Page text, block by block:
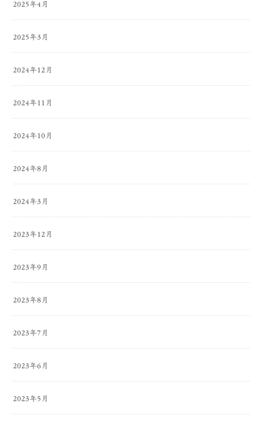
2025年4月
2025年3月
2024年12月
2024年11月
2024年10月
2024年8月
2024年3月
2023年12月
2023年9月
2023年8月
2023年7月
2023年6月
2023年5月